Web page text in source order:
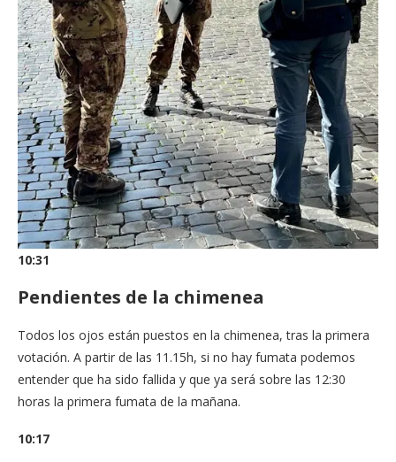
10:31
Pendientes de la chimenea
Todos los ojos están puestos en la chimenea, tras la primera
votación. A partir de las 11.15h, si no hay fumata podemos
entender que ha sido fallida y que ya será sobre las 12:30
horas la primera fumata de la mañana.
10:17